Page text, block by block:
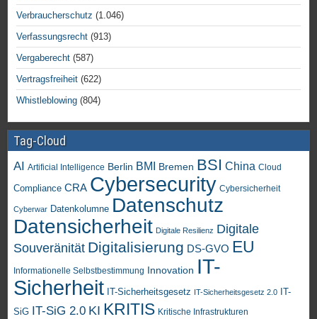
Verbraucherschutz (1.046)
Verfassungsrecht (913)
Vergaberecht (587)
Vertragsfreiheit (622)
Whistleblowing (804)
Tag-Cloud
AI Artificial Intelligence Berlin BMI Bremen BSI China Cloud
Compliance CRA Cybersecurity Cybersicherheit
Cyberwar Datenkolumne Datenschutz
Datensicherheit Digitale Resilienz Digitale
Souveränität Digitalisierung DS-GVO EU
Informationelle Selbstbestimmung Innovation IT-
Sicherheit IT-Sicherheitsgesetz IT-Sicherheitsgesetz 2.0
IT-
SiG IT-SiG 2.0 KI KRITIS Kritische Infrastrukturen